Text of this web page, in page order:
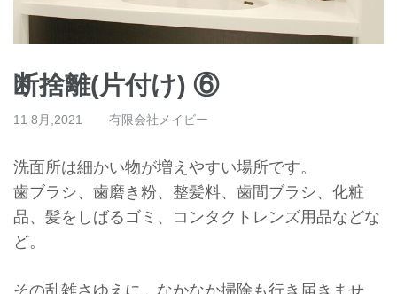
断捨離(片付け) ⑥
11 8月,2021 有限会社メイビー
洗面所は細かい物が増えやすい場所です。
歯ブラシ、歯磨き粉、整髪料、歯間ブラシ、化粧
品、 髪をしばるゴミ、コンタクトレンズ用品などな
ど。
その乱雑さゆえに、なかなか掃除も行き届きませ